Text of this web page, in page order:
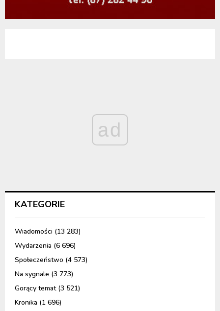
ad
KATEGORIE
Wiadomości (13 283)
Wydarzenia (6 696)
Społeczeństwo (4 573)
Na sygnale (3 773)
Gorący temat(3 521)
Kronika (1 696)